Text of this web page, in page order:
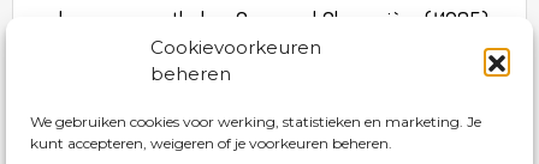
Cookievoorkeuren
beheren
We gebruiken cookies voor werking, statistieken en marketing. Je
kunt accepteren, weigeren of je voorkeuren beheren.
weduwe van apotheker Geeraard Ghesquière (†1985)
Zachtjes van ons heengegaan te Ledegem op 28
mei 2026.